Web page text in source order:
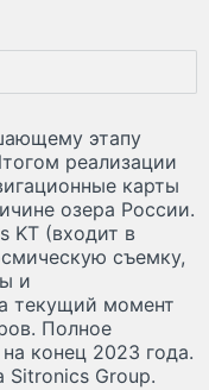
этапу
реализации
карты
озера России.
KT (входит в
съемку,
и
текущий момент
Полное
конец 2023 года.
Group.